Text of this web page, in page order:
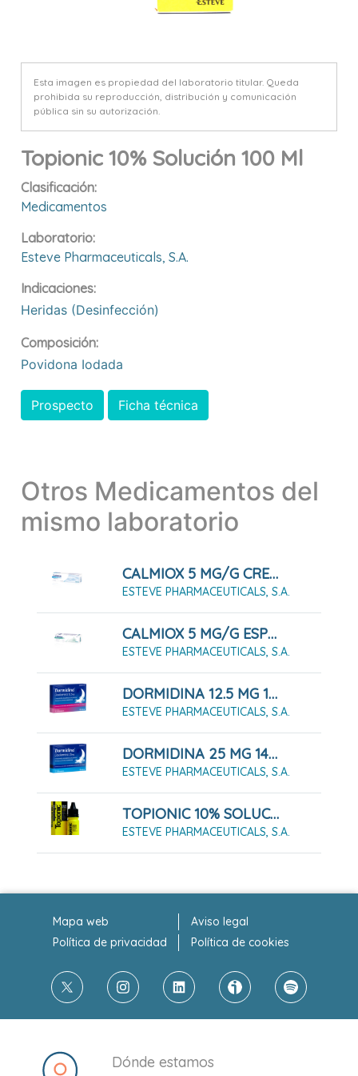
Esta imagen es propiedad del laboratorio titular. Queda
prohibida su reproducción, distribución y comunicación
pública sin su autorización.
Topionic 10% Solución 100 Ml
Clasificación:
Medicamentos
Laboratorio:
Esteve Pharmaceuticals, S.a.
Indicaciones:
Heridas (desinfección)
Composición:
Povidona Iodada
Prospecto Ficha técnica
Otros Medicamentos del
mismo laboratorio
CALMIOX 5 MG/G CREMA , 1 TUBO DE 30 G
ESTEVE PHARMACEUTICALS, S.A.
CALMIOX 5 MG/G ESPUMA CUTÁNEA , 1 FRASCO DE 50 G
ESTEVE PHARMACEUTICALS, S.A.
DORMIDINA 12.5 MG 14 COMPRIMIDOS RECUBIERTOS CON PELÍCULA
ESTEVE PHARMACEUTICALS, S.A.
DORMIDINA 25 MG 14 COMPRIMIDOS RECUBIERTOS CON PELÍCULA
ESTEVE PHARMACEUTICALS, S.A.
TOPIONIC 10% SOLUCIÓN 25 ML
ESTEVE PHARMACEUTICALS, S.A.
Mapa web
Aviso legal
Política de privacidad
Política de cookies
Dónde estamos